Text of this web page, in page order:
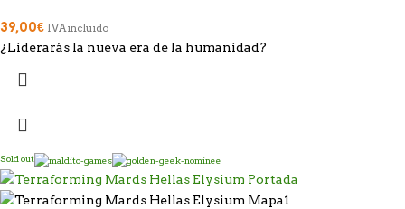
39,00€ IVA incluido
¿Liderarás la nueva era de la humanidad?
Sold out